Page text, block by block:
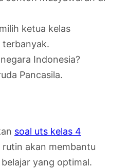
ketua kelas
terbanyak.
Indonesia?
Pancasila.
soal uts kelas 4
akan membantu
yang optimal.